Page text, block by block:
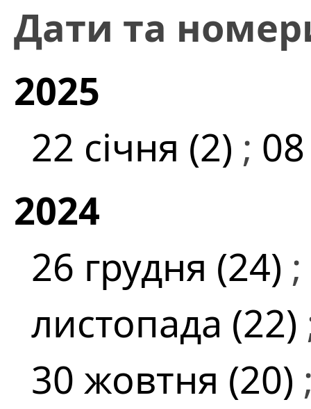
Дати та
2025
22 січня (2) ;
2024
26 грудня (24) ;
листопада (22)
30 жовтня (20)